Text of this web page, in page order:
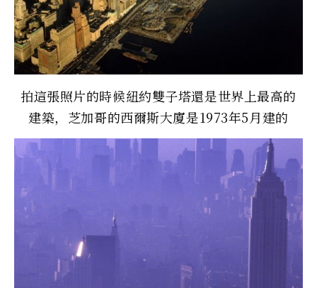
拍這張照片的時候紐約雙子塔還是世界上最高的
建築，芝加哥的西爾斯大廈是1973年5月建的